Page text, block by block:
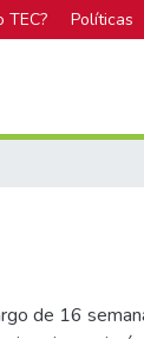
TEC? Políticas
de 16